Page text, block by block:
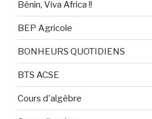
Bénin, Viva Africa !!
BEP Agricole
BONHEURS QUOTIDIENS
BTS ACSE
Cours d'algèbre